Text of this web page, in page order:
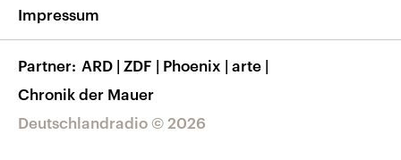
Barrierefreiheit
Deutschlandradio © 2026
Impressum
Partner ARD | ZDF | Phoenix | arte |
Chronik der Mauer